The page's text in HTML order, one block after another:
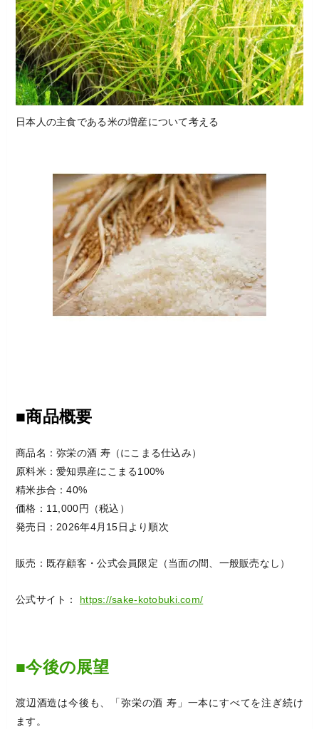
日本人の主食である米の増産について考える
■商品概要
商品名：弥栄の酒 寿（にこまる仕込み）
原料米：愛知県産にこまる100%
精米歩合：40%
価格：11,000円（税込）
発売日：2026年4月15日より順次
販売：既存顧客・公式会員限定（当面の間、一般販売なし）
公式サイト： https://sake-kotobuki.com/
■今後の展望
渡辺酒造は今後も、「弥栄の酒 寿」一本にすべてを注ぎ続け
ます。